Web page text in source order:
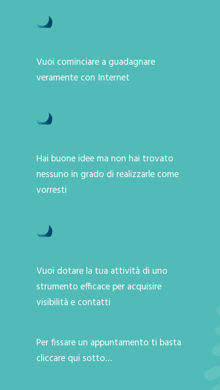
Vuoi cominciare a guadagnare
veramente con Internet
Hai buone idee ma non hai trovato
nessuno in grado di realizzarle come
vorresti
Vuoi dotare la tua attività di uno
strumento efficace per acquisire
visibilità e contatti
Per fissare un appuntamento ti basta
cliccare qui sotto…